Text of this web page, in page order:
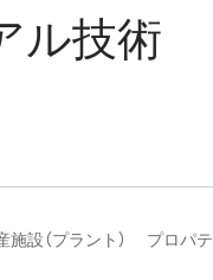
ル技術
施設（プラント） プロパ